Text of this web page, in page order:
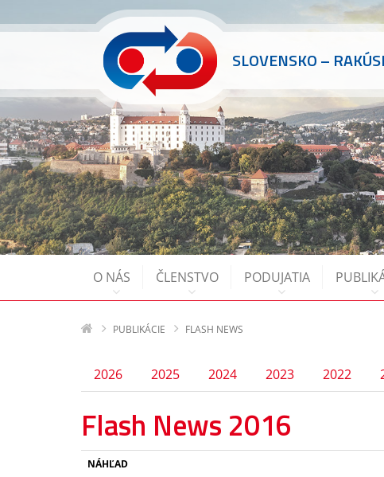
SLOVENSKO –
O NÁS ČLENSTVO PODUJATIA
PUBLIKÁCIE FLASH NEWS
2026 2025 2024 2023 2022
Flash News 2016
NÁHĽAD